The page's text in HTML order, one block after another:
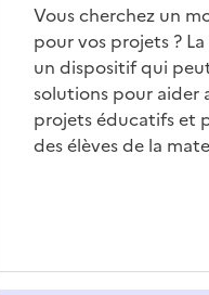
Corps
Vous cherchez un
pour vos projets ?
un dispositif qui
solutions pour aider
projets éducatifs et
des élèves de la